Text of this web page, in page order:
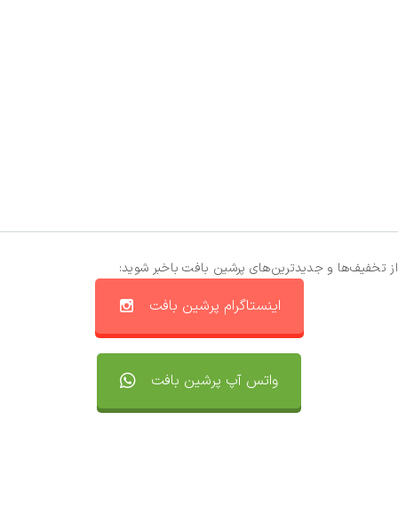
از تخفیف‌ها و جدیدترین‌های پرشین بافت باخبر شوید:
اینستاگرام پرشین بافت
واتس آپ پرشین بافت